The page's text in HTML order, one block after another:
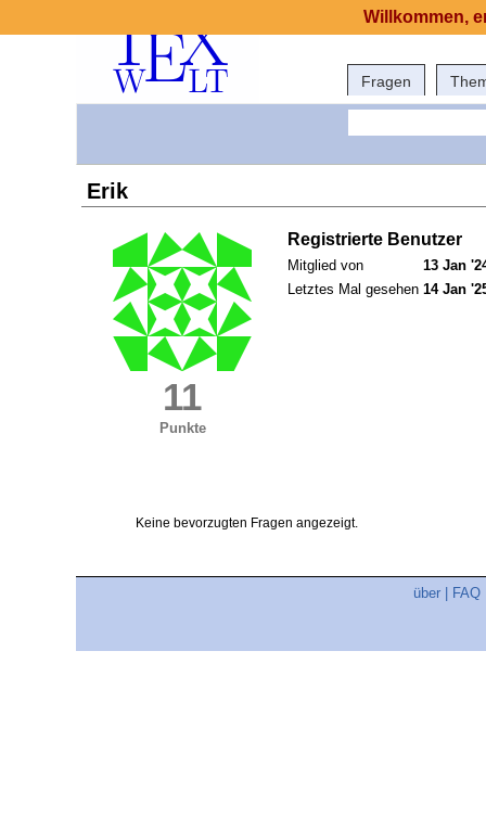
Fragen
Erik
11
Punkte
Registrierte Benutzer
Mitglied von
13 Jan
Letztes Mal gesehen 14 Jan
Keine bevorzugten Fragen angezeigt.
über FAQ
Willkommen,